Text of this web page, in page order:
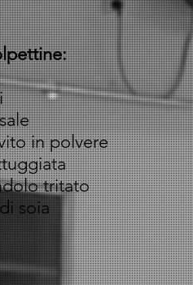
in polvere
tritato
soia